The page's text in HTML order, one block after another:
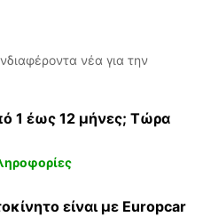
νέα για την
1 έως 12 μήνες; Τώρα
είναι με Europcar